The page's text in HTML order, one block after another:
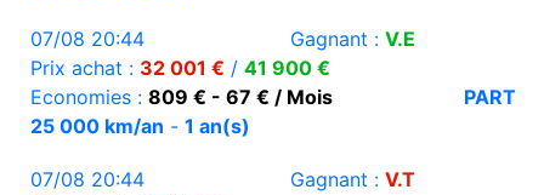
07/08 20:44 Gagnant : V.E
Prix achat : 32 001 € / 41 900 €
Economies : 809 € - 67 € / Mois
PART
25 000 km/an - 1 an(s)
07/08 20:44 Gagnant : V.T